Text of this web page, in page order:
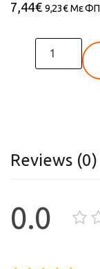
7,44€ 9,23€Με
PLEXIGLASS
Reviews (0)
0.0